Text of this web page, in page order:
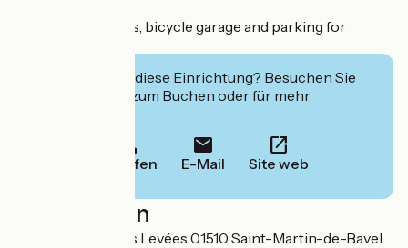
Terrace with views, bicycle garage and parking for
Interessiert Sie diese Einrichtung? Besuchen Sie
deren Website zum Buchen oder für mehr
Anrufen E-Mail Site web
Localisation
87 rue des Pierres Levées 01510 Saint-Martin-de-Bavel